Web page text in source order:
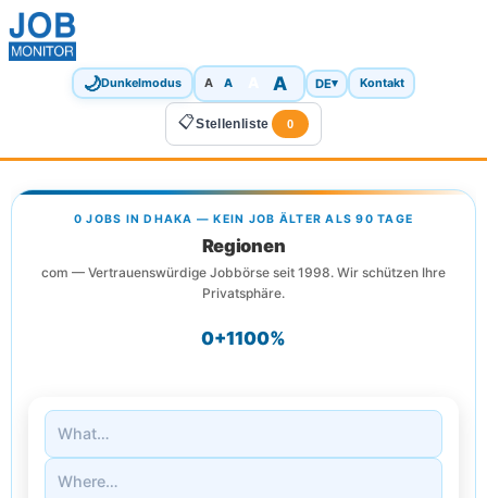
🌙Dunkelmodus A A A DE▾ Kontakt
📋Stellenliste 0
0 JOBS IN DHAKA — KEIN JOB ÄLTER ALS 90 TAGE
Regionen
com — Vertrauenswürdige Jobbörse seit 1998. Wir schützen Ihre
Privatsphäre.
0+1100%